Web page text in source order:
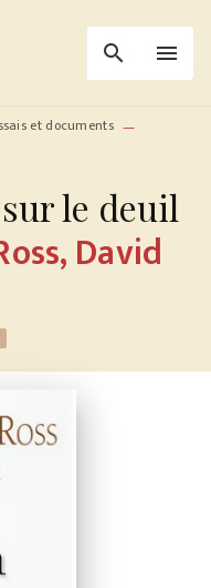
search menu
et documents —
le deuil
,David